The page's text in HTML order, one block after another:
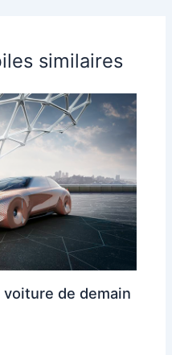
similaires
de demain